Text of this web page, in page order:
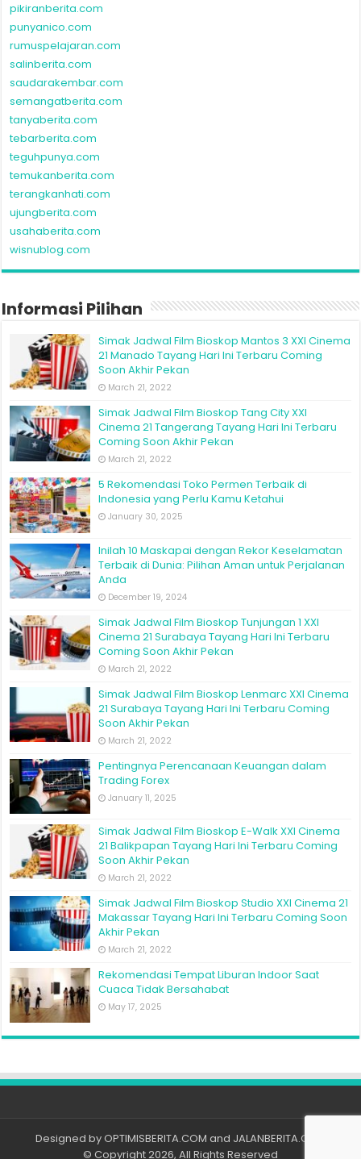
pikiranberita.com
punyanico.com
rumuspelajaran.com
salinberita.com
saudarakembar.com
semangatberita.com
tanyaberita.com
tebarberita.com
teguhpunya.com
temukanberita.com
terangkanhati.com
ujungberita.com
usahaberita.com
wisnublog.com
Informasi Pilihan
Simak Jadwal Film Bioskop Mantos 3 XXI Cinema
21 Manado Tayang Hari Ini Terbaru Coming
Soon Akhir Pekan
March 21, 2022
Simak Jadwal Film Bioskop Tang City XXI
Cinema 21 Tangerang Tayang Hari Ini Terbaru
Coming Soon Akhir Pekan
March 21, 2022
5 Rekomendasi Toko Permen Terbaik di
Indonesia yang Perlu Kamu Ketahui
January 30, 2025
Inilah 10 Maskapai dengan Rekor Keselamatan
Terbaik di Dunia: Pilihan Aman untuk Perjalanan
Anda
December 19, 2024
Simak Jadwal Film Bioskop Tunjungan 1 XXI
Cinema 21 Surabaya Tayang Hari Ini Terbaru
Coming Soon Akhir Pekan
March 21, 2022
Simak Jadwal Film Bioskop Lenmarc XXI Cinema
21 Surabaya Tayang Hari Ini Terbaru Coming
Soon Akhir Pekan
March 21, 2022
Pentingnya Perencanaan Keuangan dalam
Trading Forex
January 11, 2025
Simak Jadwal Film Bioskop E-Walk XXI Cinema
21 Balikpapan Tayang Hari Ini Terbaru Coming
Soon Akhir Pekan
March 21, 2022
Simak Jadwal Film Bioskop Studio XXI Cinema 21
Makassar Tayang Hari Ini Terbaru Coming Soon
Akhir Pekan
March 21, 2022
Rekomendasi Tempat Liburan Indoor Saat
Cuaca Tidak Bersahabat
May 17, 2025
Designed byOPTIMISBERITA.COM and JALANBERITA.COM
© Copyright 2026, All Rights Reserved